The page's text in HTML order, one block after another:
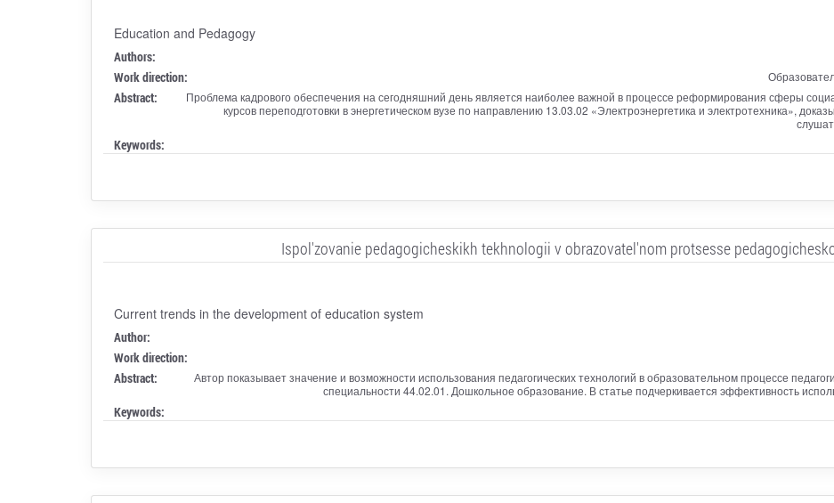
Education and Pedagogy
Authors:
Work direction:
Abstract:
Проблема кадрового обеспечения на сегодняшний день является наиболее важной в процессе реформирования сферы
курсов переподготовки в энергетическом вузе по направлению 13.03.02 «Электроэнергетика и электротехника»,
Keywords:
Ispol'zovanie pedagogicheskikh tekhnologii v obrazovatel'nom protsesse
Current trends in the development of education system
Author:
Work direction:
Abstract:
Автор показывает значение и возможности использования педагогических технологий в образовательном процессе
специальности 44.02.01. Дошкольное образование. В статье подчеркивается эффективность
Keywords: